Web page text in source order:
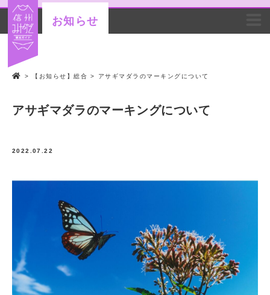
お知らせ
> 【お知らせ】総合 > アサギマダラのマーキングについて
アサギマダラのマーキングについて
2022.07.22